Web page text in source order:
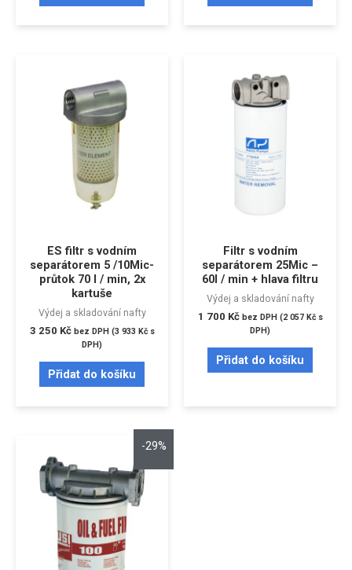
ES filtr s vodním
separátorem 5 /10Mic-
průtok 70 l / min, 2x
kartuše
Výdej a skladování nafty
3 250 Kč bez DPH (3 933 Kčs
DPH)
Přidat do košíku
Filtr s vodním
separátorem 25Mic –
60l / min + hlava filtru
Výdej a skladování nafty
1 700 Kč bez DPH (2 057 Kčs
DPH)
Přidat do košíku
-29%